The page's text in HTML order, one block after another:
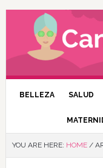
BELLEZA SALUD
YOU ARE HERE: HOME /